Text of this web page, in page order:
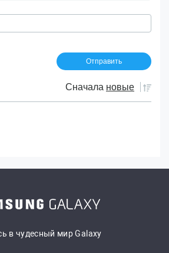
Сначала новые
в чудесный мир Galaxy